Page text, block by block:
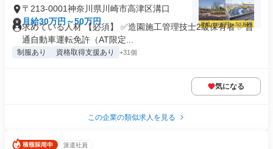
〒213-0001神奈川県川崎市高津区溝口
月給30万円～50万円
求めている人材 【必須】 ✅造園施工管理技士2級保有者 ✅普
通自動車運転免許（AT限定...
制服あり 資格取得支援あり +31個
気になる
この企業の類似求人を見る
派遣社員